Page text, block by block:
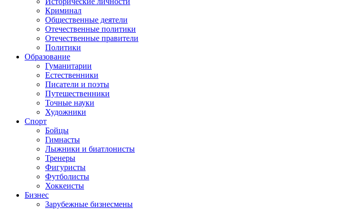
Криминал
Общественные деятели
Отечественные политики
Отечественные правители
Политики
Образование
Гуманитарии
Естественники
Писатели и поэты
Путешественники
Точные науки
Художники
Спорт
Бойцы
Гимнасты
Лыжники и биатлонисты
Тренеры
Фигуристы
Футболисты
Хоккеисты
Бизнес
Зарубежные бизнесмены